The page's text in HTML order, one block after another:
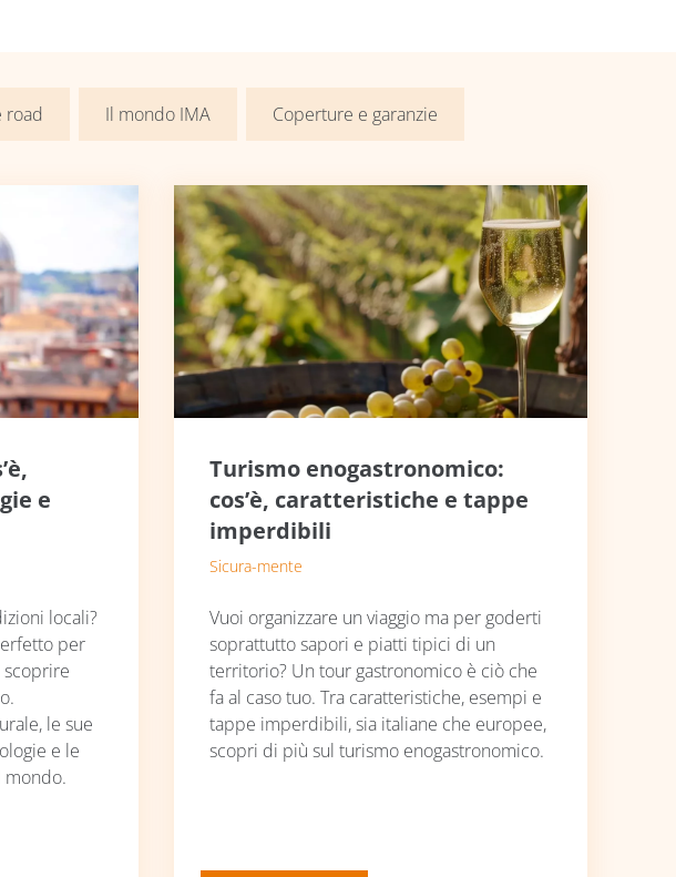
road Il mondo IMA Coperture e garanzie
e
locali?
per
scoprire
le sue
e le
Turismo enogastronomico:
cos’è, caratteristiche e tappe
imperdibili
Sicura-mente
Vuoi organizzare un viaggio ma per goderti
soprattutto sapori e piatti tipici di un
territorio? Un tour gastronomico è ciò che
fa al caso tuo. Tra caratteristiche, esempi e
tappe imperdibili, sia italiane che europee,
scopri di più sul turismo enogastronomico.